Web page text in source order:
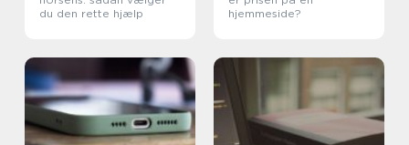
du den rette hjælp
hjemmeside?